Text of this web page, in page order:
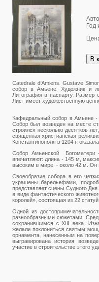
Год
В
Catedrale d’Amiens. Gustave
собор в Амьене. Художник и
Литография в паспарту.
Лист имеет художественную
Кафедральный собор в Амьене -
Собор был возведен на месте
строился несколько десятков
священная христианская
Константинополя в 1204 г.
Собор Амьенской Богоматери
впечатляют: длина - 145 м,
высоким в мире, - около 42 м. Он
Своеобразие собора в его
украшены барельефами,
представляет сцены Судного
в виде фантастического
королей», состоящая из 22
Одной из
разнообразными сюжетами.
сохранившимся с XIII века.
желали поклониться святым
орнамента, нанесенным на
выгравирована история
участие в строительстве этого